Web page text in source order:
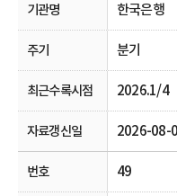
한국은행
분기
2026.1/4
2026-08-
49